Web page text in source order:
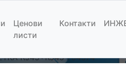
Цeнови
листи
Контакти
- NILOE
RJ45+RJ45 764574